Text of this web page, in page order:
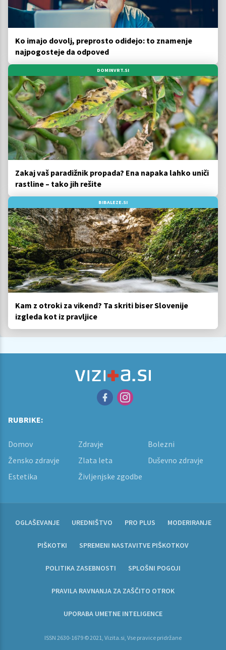
Ko imajo dovolj, preprosto odidejo: to znamenje
najpogosteje da odpoved
DOMINVRT.SI
Zakaj vaš paradižnik propada? Ena napaka lahko uniči
rastline – tako jih rešite
BIBALEZE.SI
Kam z otroki za vikend? Ta skriti biser Slovenije
izgleda kot iz pravljice
RUBRIKE:
Domov Zdravje
Bolezni
Žensko zdravje
Zlata leta
Duševno zdravje
Estetika
Življenjske zgodbe
OGLAŠEVANJE UREDNIŠTVO PRO PLUS MODERIRANJE
PIŠKOTKI SPREMENI NASTAVITVE PIŠKOTKOV
POLITIKA ZASEBNOSTI SPLOŠNI POGOJI
PRAVILA RAVNANJA ZA ZAŠČITO OTROK
UPORABA UMETNE INTELIGENCE
ISSN 2630-1679 © 2021, Vizita.si, Vse pravice pridržane